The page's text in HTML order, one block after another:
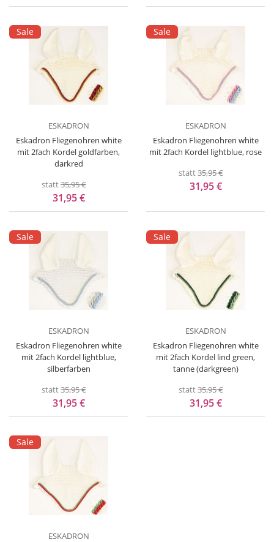
Sale
ESKADRON
Eskadron Fliegenohren white
mit 2fach Kordel goldfarben,
darkred
statt35,95 €
31,95 €
Sale
ESKADRON
Eskadron Fliegenohren white
mit 2fach Kordel lightblue, rose
statt35,95 €
31,95 €
Sale
ESKADRON
Eskadron Fliegenohren white
mit 2fach Kordel lightblue,
silberfarben
statt35,95 €
31,95 €
Sale
ESKADRON
Eskadron Fliegenohren white
mit 2fach Kordel lind green,
tanne (darkgreen)
statt35,95 €
31,95 €
Sale
ESKADRON